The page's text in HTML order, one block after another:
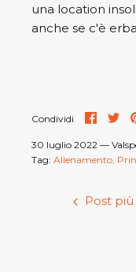
una location
anche se c'è
Condividi
su
30 luglio 2022 —
Tag: Allenamento
Post